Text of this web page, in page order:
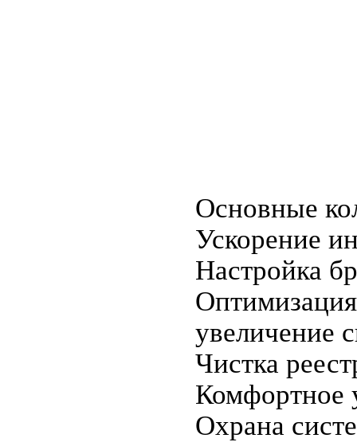
Основные
Ускорение
Настройка
увеличение
Чистка
Комфортное
Охрана